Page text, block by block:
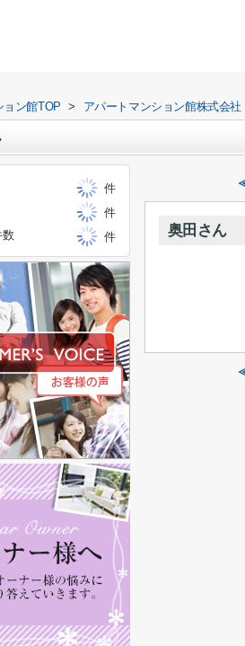
ョン館TOP > アパートマンション館株式会
奥田さん
件
件
数
件